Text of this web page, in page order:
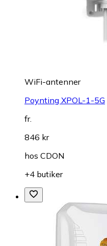
WiFi-antenner
Poynting XPOL-1-5G
fr.
846 kr
hos CDON
+4 butiker